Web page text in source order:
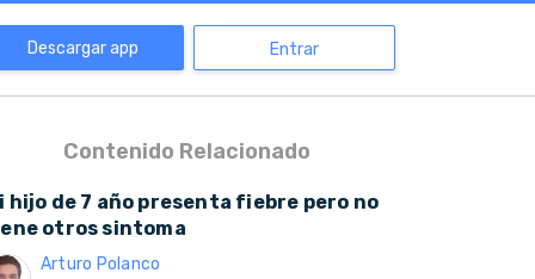
Descargar app Entrar
Contenido Relacionado
hijo de 7 año presenta fiebre pero no
otros sintoma
Arturo Polanco